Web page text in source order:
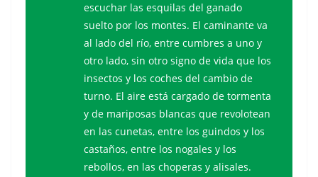
escuchar las esquilas del ganado
suelto por los montes. El caminante va
al lado del río, entre cumbres a uno y
otro lado, sin otro signo de vida que los
insectos y los coches del cambio de
turno. El aire está cargado de tormenta
y de mariposas blancas que revolotean
en las cunetas, entre los guindos y los
castaños, entre los nogales y los
rebollos, en las choperas y alisales.